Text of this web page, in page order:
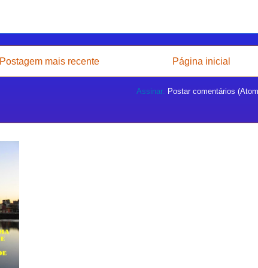
Postagem mais recente Página inicial
Assinar: Postar comentários